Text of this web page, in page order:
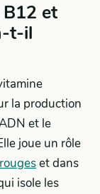
B12 et
t-il
la production
et le
joue un rôle
et dans
isole les